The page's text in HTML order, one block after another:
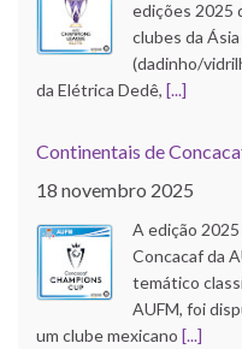
edições 2025
clubes da
(dadinho/
da Elétrica Dedê, [...]
Continentais de
18 novembro 2025
A edição
Concacaf da
temático
AUFM, foi
um clube mexicano [...]